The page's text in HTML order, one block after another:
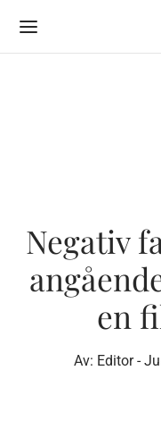
Negativ
en
Av: Editor -